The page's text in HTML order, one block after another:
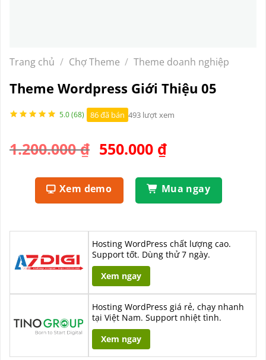
Trang chủ / Chợ Theme / Theme doanh nghiệp
Theme Wordpress Giới Thiệu 05
5.0 (68) 86 đã bán 493 lượt xem
1.200.000₫ Giá
là:
1.200.000 ₫.
550.000 ₫Giá
tại
là:
Xem demo Mua ngay
Hosting WordPress chất lượng cao.
Support tốt. Dùng thử 7 ngày.
Xem ngay
Hosting WordPress giá rẻ, chạy nhanh
tại Việt Nam. Support nhiệt tình.
Xem ngay